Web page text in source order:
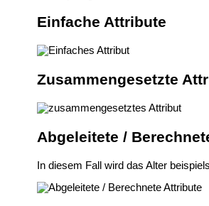
Einfache Attribute
Zusammengesetzte
Abgeleitete /
In diesem Fall wird das Alter